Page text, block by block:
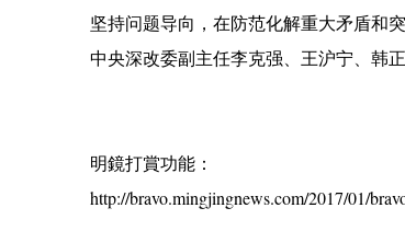
坚持问题导向，在防范化解重大矛盾和
中央深改委副主任李克强、王沪宁、韩正
明鏡打賞功能：
http://bravo.mingjingnews.com/2017/01/